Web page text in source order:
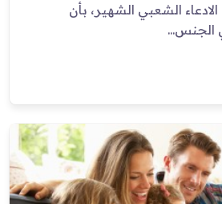
الشعبي الشهير، بأن
الجنس...